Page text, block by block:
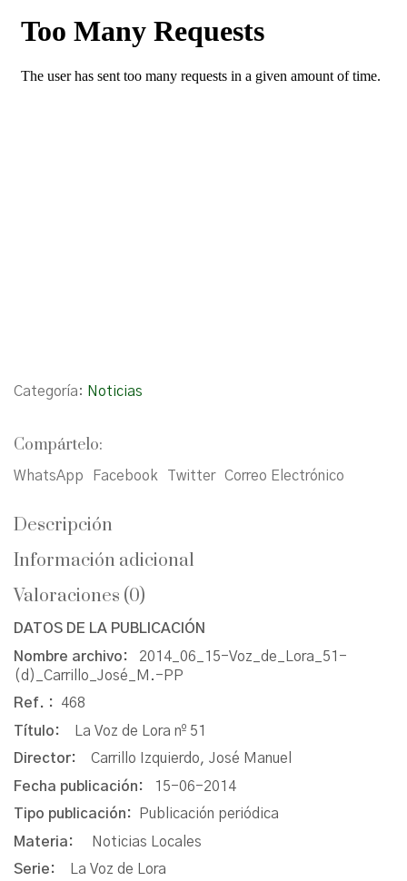
Categoría: Noticias
Compártelo:
WhatsApp Facebook Twitter Correo Electrónico
Descripción
Información adicional
Valoraciones (0)
DATOS DE LA PUBLICACIÓN
Nombre archivo: 2014_06_15-Voz_de_Lora_51-
(d)_Carrillo_José_M.-PP
Ref. : 468
Título:
La Voz de Lora nº 51
Director: Carrillo Izquierdo, José Manuel
Fecha publicación:
15-06-2014
Tipo publicación:
Publicación periódica
Materia:
Noticias Locales
Serie:
La Voz de Lora